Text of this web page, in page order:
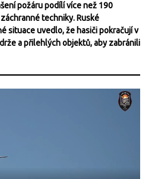
požáru podílí více než 190
techniky. Ruské
situace uvedlo, že hasiči pokračují v
a přilehlých objektů, aby zabránili